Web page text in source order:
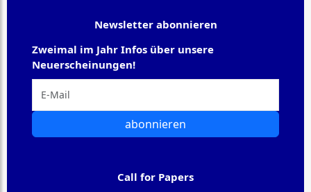
Newsletter abonnieren
Zweimal im Jahr Infos über unsere
Neuerscheinungen!
abonnieren
Call for Papers